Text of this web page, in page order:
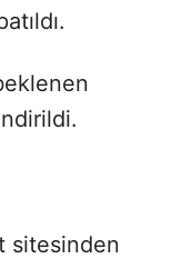
sitesinden